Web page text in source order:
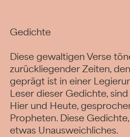
Gedichte
Diese gewaltigen Verse
zurückliegender Zeiten,
geprägt ist in einer
Leser dieser Gedichte,
Hier und Heute,
Propheten. Diese
etwas Unausweichliches.